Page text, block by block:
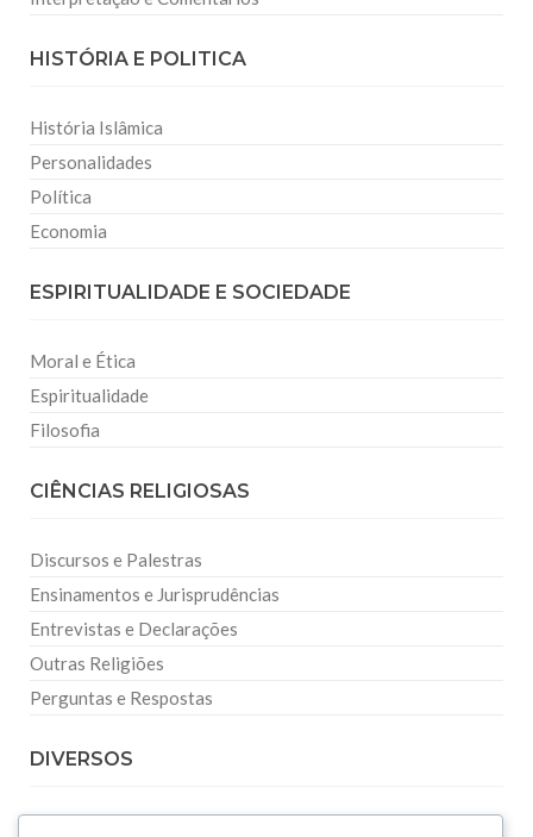
HISTÓRIA E POLITICA
História Islâmica
Personalidades
Política
Economia
ESPIRITUALIDADE E SOCIEDADE
Moral e Ética
Espiritualidade
Filosofia
CIÊNCIAS RELIGIOSAS
Discursos e Palestras
Ensinamentos e Jurisprudências
Entrevistas e Declarações
Outras Religiões
Perguntas e Respostas
DIVERSOS